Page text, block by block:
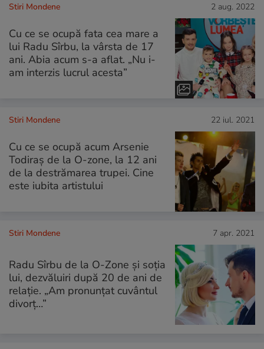
Stiri Mondene 2 aug. 2022
Cu ce se ocupă fata cea mare a
lui Radu Sîrbu, la vârsta de 17
ani. Abia acum s-a aflat. „Nu i-
am interzis lucrul acesta”
Stiri Mondene 22 iul. 2021
Cu ce se ocupă acum Arsenie
Todiraș de la O-zone, la 12 ani
de la destrămarea trupei. Cine
este iubita artistului
Stiri Mondene 7 apr. 2021
Radu Sîrbu de la O-Zone și soția
lui, dezvăluiri după 20 de ani de
relație. „Am pronunțat cuvântul
divorț…”